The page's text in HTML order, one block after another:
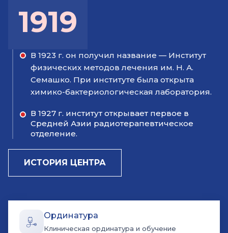
1919
В 1923 г. он получил название — Институт
физических методов лечения им. Н. А.
Семашко. При институте была открыта
химико-бактериологическая лаборатория.
В 1927 г. институт открывает первое в
Средней Азии радиотерапевтическое
отделение.​
ИСТОРИЯ ЦЕНТРА
Ординатура
Клиническая ординатура и обучение